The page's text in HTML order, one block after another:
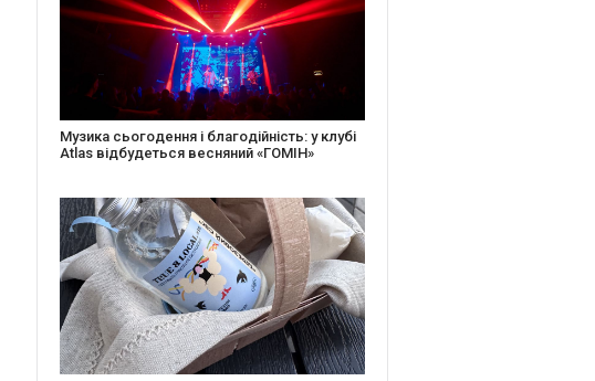
Створіть святкову листівку та допоможіть
стареньким: майстер-клас від БФ «Юлині